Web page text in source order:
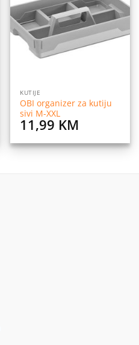
listu
želja
KUTIJE
OBI organizer za kutiju
sivi M-XXL
11,99 KM